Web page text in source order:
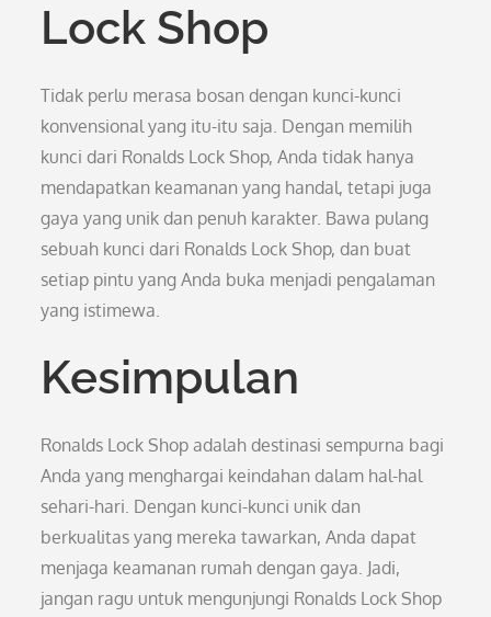
Lock Shop
Tidak perlu merasa bosan dengan kunci-kunci
konvensional yang itu-itu saja. Dengan memilih
kunci dari Ronalds Lock Shop, Anda tidak hanya
mendapatkan keamanan yang handal, tetapi juga
gaya yang unik dan penuh karakter. Bawa pulang
sebuah kunci dari Ronalds Lock Shop, dan buat
setiap pintu yang Anda buka menjadi pengalaman
yang istimewa.
Kesimpulan
Ronalds Lock Shop adalah destinasi sempurna bagi
Anda yang menghargai keindahan dalam hal-hal
sehari-hari. Dengan kunci-kunci unik dan
berkualitas yang mereka tawarkan, Anda dapat
menjaga keamanan rumah dengan gaya. Jadi,
jangan ragu untuk mengunjungi Ronalds Lock Shop